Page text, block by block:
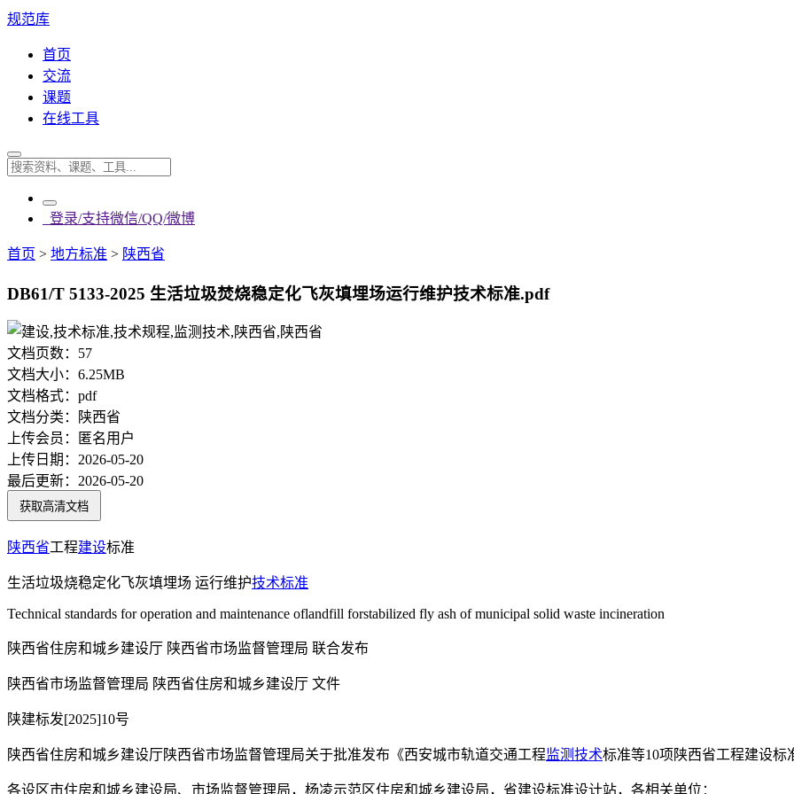
规范库
首页
交流
课题
在线工具
登录/支持微信/QQ/微博
首页 > 地方标准 > 陕西省
DB61/T 5133-2025 生活垃圾焚烧稳定化飞灰填埋场运行维护技术标准.pdf
文档页数： 57
文档大小： 6.25MB
文档格式： pdf
文档分类：
陕西省
上传会员：
匿名用户
上传日期： 2026-05-20
最后更新： 2026-05-20
获取高清文档
陕西省工程建设标准
生活垃圾烧稳定化飞灰填埋场 运行维护技术标准
Technical standards for operation and maintenance oflandfill forstabilized fly ash of municipal solid waste incineration
陕西省住房和城乡建设厅 陕西省市场监督管理局 联合发布
陕西省市场监督管理局 陕西省住房和城乡建设厅 文件
陕建标发[2025]10号
陕西省住房和城乡建设厅陕西省市场监督管理局关于批准发布《西安城市轨道交通工程监测技术标准等10项陕西省工程建设标
各设区市住房和城乡建设局、市场监督管理局，杨凌示范区住房和城乡建设局，省建设标准设计站，各相关单位：